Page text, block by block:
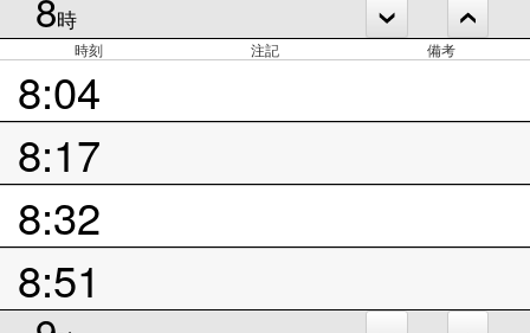
時
時刻 注記 備考
8:04
8:17
8:32
8:51